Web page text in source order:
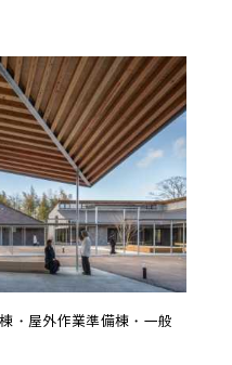
・屋外作業準備棟・一般